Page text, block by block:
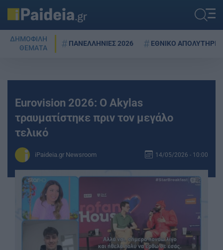
ΔΗΜΟΦΙΛΗ
ΘΕΜΑΤΑ
ΠΑΝΕΛΛΗΝΙΕΣ 2026 ΕΘΝΙΚΟ ΑΠΟΛΥΤΗΡΙΟ
Eurovision 2026: Ο Akylas
τραυματίστηκε πριν τον μεγάλο
τελικό
iPaideia.gr Newsroom 14/05/2026 - 10:00